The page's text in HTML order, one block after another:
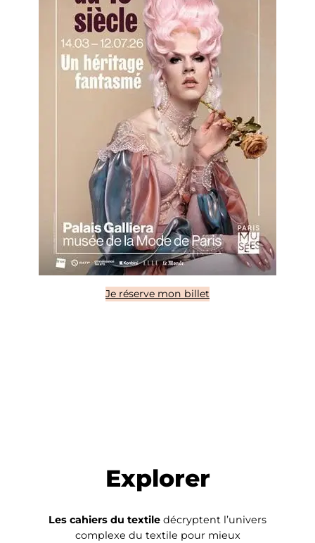
Je réserve mon billet
Explorer
Les cahiers du textile décryptent l’univers
complexe du textile pour mieux